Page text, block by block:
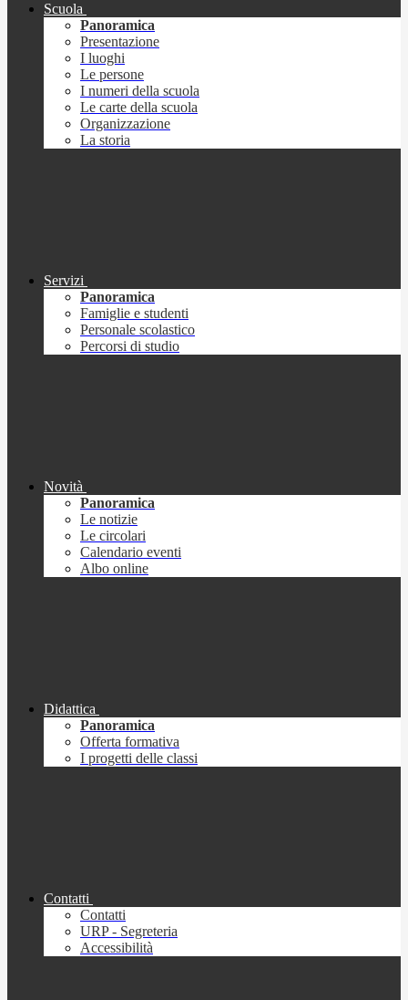
Scuola
Panoramica
Presentazione
I luoghi
Le persone
I numeri della scuola
Le carte della scuola
Organizzazione
La storia
Servizi
Panoramica
Famiglie e studenti
Personale scolastico
Percorsi di studio
Novità
Panoramica
Le notizie
Le circolari
Calendario eventi
Albo online
Didattica
Panoramica
Offerta formativa
I progetti delle classi
Contatti
Contatti
URP - Segreteria
Accessibilità